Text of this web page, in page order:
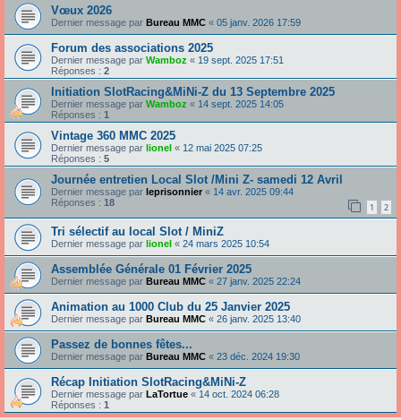
Vœux 2026
Dernier message par Bureau MMC « 05 janv. 2026 17:59
Forum des associations 2025
Dernier message par Wamboz « 19 sept. 2025 17:51
Réponses : 2
Initiation SlotRacing&MiNi-Z du 13 Septembre 2025
Dernier message par Wamboz « 14 sept. 2025 14:05
Réponses : 1
Vintage 360 MMC 2025
Dernier message par lionel « 12 mai 2025 07:25
Réponses : 5
Journée entretien Local Slot /Mini Z- samedi 12 Avril
Dernier message par leprisonnier « 14 avr. 2025 09:44
Réponses : 18 1 2
Tri sélectif au local Slot / MiniZ
Dernier message par lionel « 24 mars 2025 10:54
Assemblée Générale 01 Février 2025
Dernier message par Bureau MMC « 27 janv. 2025 22:24
Animation au 1000 Club du 25 Janvier 2025
Dernier message par Bureau MMC « 26 janv. 2025 13:40
Passez de bonnes fêtes...
Dernier message par Bureau MMC « 23 déc. 2024 19:30
Récap Initiation SlotRacing&MiNi-Z
Dernier message par LaTortue « 14 oct. 2024 06:28
Réponses : 1